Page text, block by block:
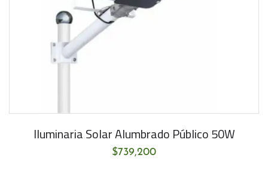
Iluminaria Solar Alumbrado Público 50W
$739,200